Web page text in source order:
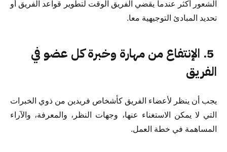
الشعور أكثر عندما يقضي الفريق الوقت لتطوير قواعد الفريق أو
تحديد المبادئ التوجيهية معا.
5. الإنتفاع من مهارة وخبرة كل عضو في
الفريق
يجب أن ينظر لأعضاء الفريق كأشخاص فريدين من ذوي الخبرات
التي لا يمكن الاستغناء عنها، وجهات النظر، والمعرفة، والآراء
المساهمة في خطة العمل.